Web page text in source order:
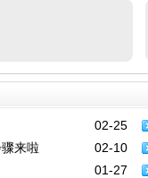
02-25
02-10
来啦
01-27